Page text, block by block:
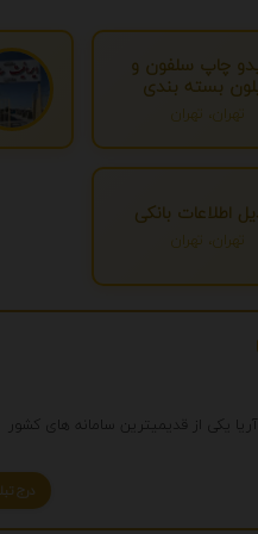
چاپ سلفون و
بسته بندی
تهران، تهران
اطلاعات بانکی
تهران، تهران
یکی از قدیمیترین سامانه های کشور
درج تبلیغ شما